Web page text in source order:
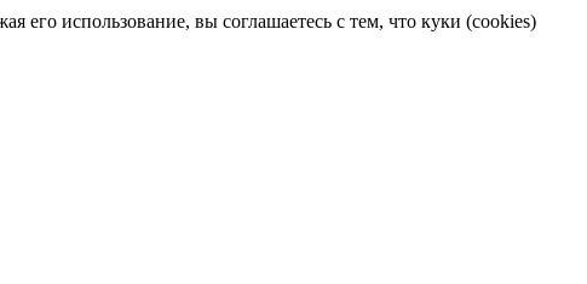
его использование, вы соглашаетесь с тем, что куки (cookies)